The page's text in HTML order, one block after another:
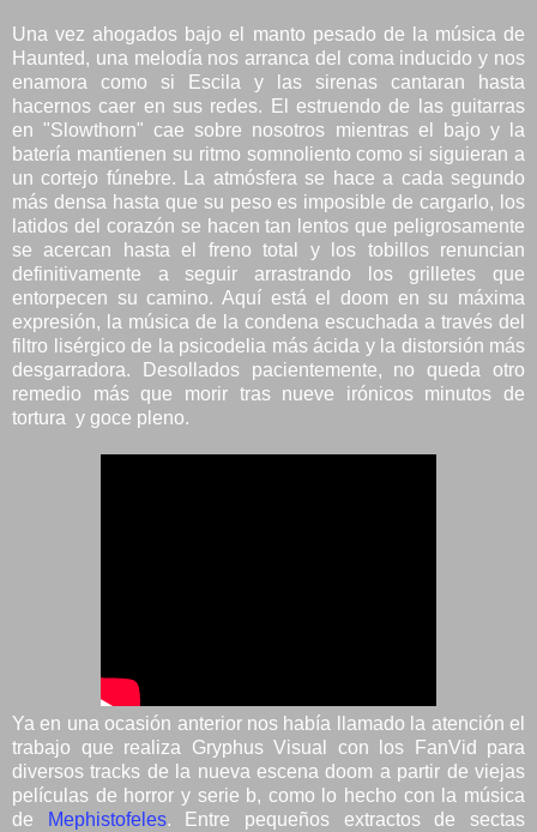
Una vez ahogados bajo el manto pesado de la música de
Haunted, una melodía nos arranca del coma inducido y nos
enamora como si Escila y las sirenas cantaran hasta
hacernos caer en sus redes. El estruendo de las guitarras
en "Slowthorn" cae sobre nosotros mientras el bajo y la
batería mantienen su ritmo somnoliento como si siguieran a
un cortejo fúnebre. La atmósfera se hace a cada segundo
más densa hasta que su peso es imposible de cargarlo, los
latidos del corazón se hacen tan lentos que peligrosamente
se acercan hasta el freno total y los tobillos renuncian
definitivamente a seguir arrastrando los grilletes que
entorpecen su camino. Aquí está el doom en su máxima
expresión, la música de la condena escuchada a través del
filtro lisérgico de la psicodelia más ácida y la distorsión más
desgarradora. Desollados pacientemente, no queda otro
remedio más que morir tras nueve irónicos minutos de
tortura y goce pleno.
Ya en una ocasión anterior nos había llamado la atención el
trabajo que realiza Gryphus Visual con los FanVid para
diversos tracks de la nueva escena doom a partir de viejas
películas de horror y serie b, como lo hecho con la música
de
Mephistofeles. Entre pequeños extractos de sectas